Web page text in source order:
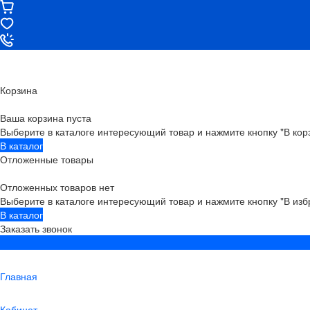
Корзина
Ваша корзина пуста
Выберите в каталоге интересующий товар и нажмите кнопку "В
В каталог
Отложенные товары
Отложенных товаров нет
Выберите в каталоге интересующий товар и нажмите кнопку "В
В каталог
Заказать звонок
Главная